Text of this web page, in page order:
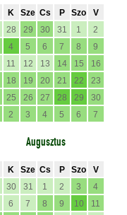
K Sze Cs P Szo
V
28 29 30 31 1
2
4 5 6 7 8
9
11 12 13 14 15
16
18 19 20 21 22
23
25 26 27 28 29
30
2 3 4 5 6 7
Augusztus
K Sze Cs P Szo
V
30 31 1 2 3
4
6 7 8 9 10
11